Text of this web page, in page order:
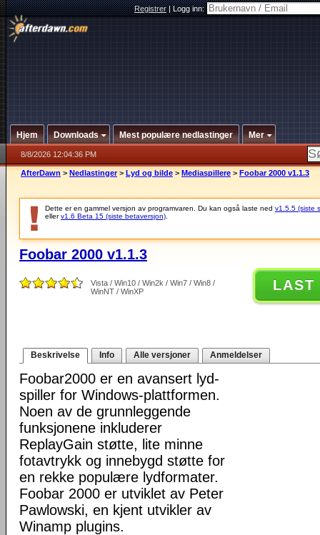
Registrer|Logg inn:
Hjem Downloads Mest populære nedlastinger Mer
8/8/2026 12:04:36 PM
AfterDawn > Nedlastinger > Lyd og bilde > Mediaspillere > Foobar 2000 v1.1.3
Dette er en gammel versjon av programvaren. Du kan også laste ned v1.5.5 (siste
ellerv1.6 Beta 15 (siste betaversjon)
Foobar 2000 v1.1.3
Vista / Win10 / Win2k / Win7 / Win8 /
WinNT / WinXP
LAST
Beskrivelse Info Alle versjoner Anmeldelser
Foobar2000 er en avansert lyd-
spiller for Windows-plattformen.
Noen av de grunnleggende
funksjonene inkluderer
ReplayGain støtte, lite minne
fotavtrykk og innebygd støtte for
en rekke populære lydformater.
Foobar 2000 er utviklet av Peter
Pawlowski, en kjent utvikler av
Winamp plugins.